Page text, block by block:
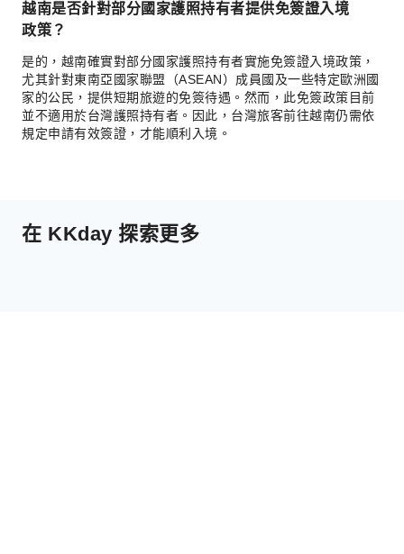
越南是否針對部分國家護照持有者提供免簽證入境
政策？
是的，越南確實對部分國家護照持有者實施免簽證入境政策，
尤其針對東南亞國家聯盟（ASEAN）成員國及一些特定歐洲國
家的公民，提供短期旅遊的免簽待遇。然而，此免簽政策目前
並不適用於台灣護照持有者。因此，台灣旅客前往越南仍需依
規定申請有效簽證，才能順利入境。
在 KKday 探索更多